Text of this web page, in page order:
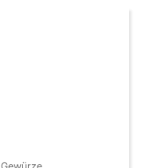
Gewürze